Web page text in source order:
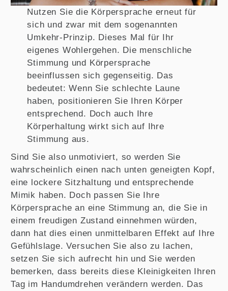
Nutzen Sie die Körpersprache erneut für
sich und zwar mit dem sogenannten
Umkehr-Prinzip. Dieses Mal für Ihr
eigenes Wohlergehen. Die menschliche
Stimmung und Körpersprache
beeinflussen sich gegenseitig. Das
bedeutet: Wenn Sie schlechte Laune
haben, positionieren Sie Ihren Körper
entsprechend. Doch auch Ihre
Körperhaltung wirkt sich auf Ihre
Stimmung aus.
Sind Sie also unmotiviert, so werden Sie
wahrscheinlich einen nach unten geneigten Kopf,
eine lockere Sitzhaltung und entsprechende
Mimik haben. Doch passen Sie Ihre
Körpersprache an eine Stimmung an, die Sie in
einem freudigen Zustand einnehmen würden,
dann hat dies einen unmittelbaren Effekt auf Ihre
Gefühlslage. Versuchen Sie also zu lachen,
setzen Sie sich aufrecht hin und Sie werden
bemerken, dass bereits diese Kleinigkeiten Ihren
Tag im Handumdrehen verändern werden. Das